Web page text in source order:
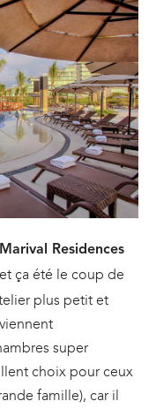
Marival Residences
ça été le coup de
plus petit et
super
choix pour ceux
famille), car il